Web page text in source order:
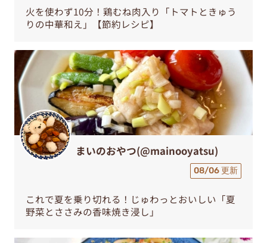
火を使わず10分！鶏むね肉入り「トマトときゅう
りの中華和え」【節約レシピ】
まいのおやつ(@mainooyatsu)
08/06 更新
これで夏を乗り切れる！じゅわっとおいしい「夏
野菜とささみの香味焼き浸し」